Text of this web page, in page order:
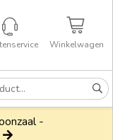
Winkelwagen
-